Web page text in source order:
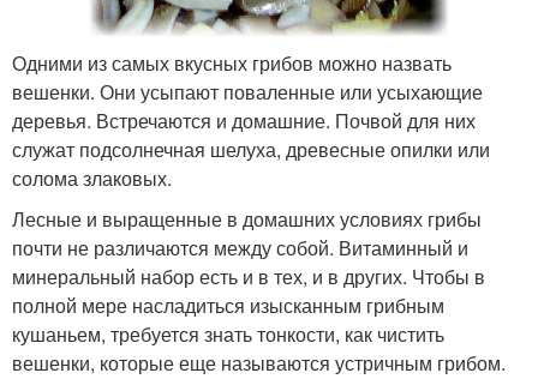
Одними из самых вкусных грибов можно назвать
вешенки. Они усыпают поваленные или усыхающие
деревья. Встречаются и домашние. Почвой для них
служат подсолнечная шелуха, древесные опилки или
солома злаковых.
Лесные и выращенные в домашних условиях грибы
почти не различаются между собой. Витаминный и
минеральный набор есть и в тех, и в других. Чтобы в
полной мере насладиться изысканным грибным
кушаньем, требуется знать тонкости, как чистить
вешенки, которые еще называются устричным грибом.